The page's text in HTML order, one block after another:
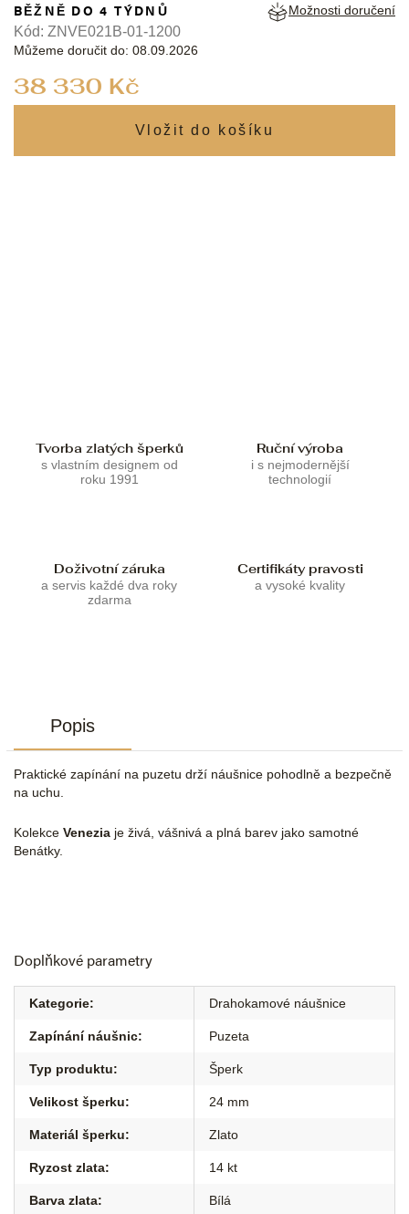
38 330 Kč
BĚŽNĚ DO 4 TÝDNŮ
Můžeme doručit do: 08.09.2026
Možnosti doručení
Kód: ZNVE021B-01-1200
Tvorba zlatých šperků
s vlastním designem od
roku 1991
Ruční výroba
i s nejmodernější
technologií
Doživotní záruka
a servis každé dva roky
zdarma
Certifikáty pravosti
a vysoké kvality
Popis
Praktické zapínání na puzetu drží náušnice pohodlně a bezpečně
na uchu.
Kolekce Venezia je živá, vášnivá a plná barev jako samotné
Benátky.
Doplňkové parametry
Kategorie: Drahokamové náušnice
Zapínání náušnic: Puzeta
Typ produktu: Šperk
Velikost šperku: 24 mm
Materiál šperku: Zlato
Ryzost zlata: 14 kt
Barva zlata: Bílá